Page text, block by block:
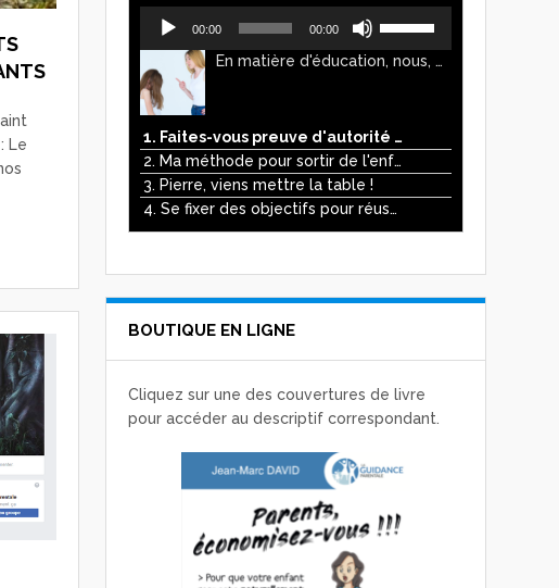
Le
Lecteur
audio
00:00 00:00
flèches
augmenter
ou
diminuer
le
En matière d'éducation, nous, parents, avons l'impression de faire preuve d'autorité. Mais n'est-ce pas, parfois, plutôt un jeu de pouvoir ? Ce podcast vous permettra d'y voir plus clair !
1. Faites-vous preuve d'autorité ou de pouvoir avec vos enfants ?
2. Ma méthode pour sortir de l'enfer des écrans
3. Pierre, viens mettre la table !
4. Se fixer des objectifs pour réussir
BOUTIQUE EN LIGNE
Cliquez sur une des couvertures de livre
pour accéder au descriptif correspondant.